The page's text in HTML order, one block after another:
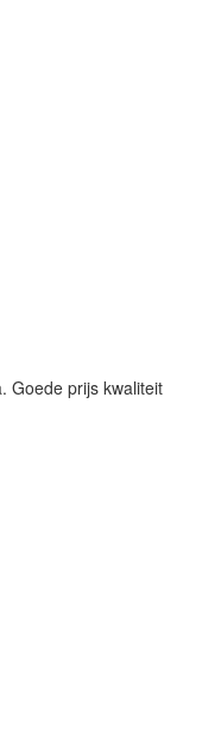
Goede prijs kwaliteit